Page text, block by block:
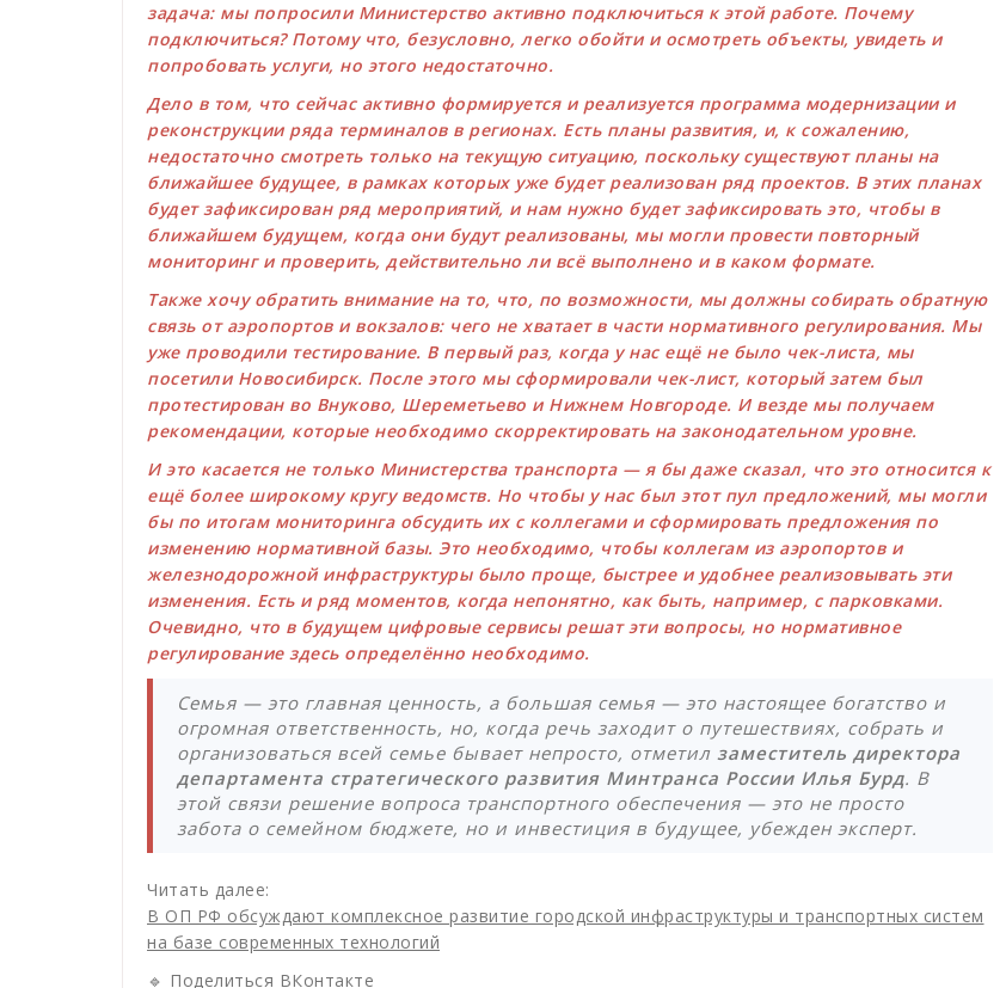
задача: мы попросили Министерство активно подключиться к этой работе. Почему
подключиться? Потому что, безусловно, легко обойти и осмотреть объекты, увидеть и
попробовать услуги, но этого недостаточно.
Дело в том, что сейчас активно формируется и реализуется программа модернизации и
реконструкции ряда терминалов в регионах. Есть планы развития, и, к сожалению,
недостаточно смотреть только на текущую ситуацию, поскольку существуют планы на
ближайшее будущее, в рамках которых уже будет реализован ряд проектов. В этих планах
будет зафиксирован ряд мероприятий, и нам нужно будет зафиксировать это, чтобы в
ближайшем будущем, когда они будут реализованы, мы могли провести повторный
мониторинг и проверить, действительно ли всё выполнено и в каком формате.
Также хочу обратить внимание на то, что, по возможности, мы должны собирать обратную
связь от аэропортов и вокзалов: чего не хватает в части нормативного регулирования. Мы
уже проводили тестирование. В первый раз, когда у нас ещё не было чек-листа, мы
посетили Новосибирск. После этого мы сформировали чек-лист, который затем был
протестирован во Внуково, Шереметьево и Нижнем Новгороде. И везде мы получаем
рекомендации, которые необходимо скорректировать на законодательном уровне.
И это касается не только Министерства транспорта — я бы даже сказал, что это относится к
ещё более широкому кругу ведомств. Но чтобы у нас был этот пул предложений, мы могли
бы по итогам мониторинга обсудить их с коллегами и сформировать предложения по
изменению нормативной базы. Это необходимо, чтобы коллегам из аэропортов и
железнодорожной инфраструктуры было проще, быстрее и удобнее реализовывать эти
изменения. Есть и ряд моментов, когда непонятно, как быть, например, с парковками.
Очевидно, что в будущем цифровые сервисы решат эти вопросы, но нормативное
регулирование здесь определённо необходимо.
Семья — это главная ценность, а большая семья — это настоящее богатство и
огромная ответственность, но, когда речь заходит о путешествиях, собрать и
организоваться всей семье бывает непросто, отметил заместитель директора
департамента стратегического развития Минтранса России Илья Бурд. В
этой связи решение вопроса транспортного обеспечения — это не просто
забота о семейном бюджете, но и инвестиция в будущее, убежден эксперт.
Читать далее:
В ОП РФ обсуждают комплексное развитие городской инфраструктуры и транспортных систем
на базе современных технологий
🔹 Поделиться ВКонтакте